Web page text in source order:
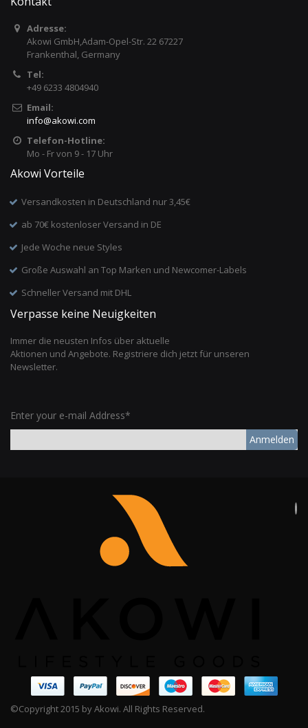
Adresse:
Akowi GmbH,Adam-Opel-Str. 22 67227
Frankenthal, Germany
Tel:
+49 6233 4804940
Email:
info@akowi.com
Telefon-Hotline:
Mo - Fr von 9 - 17 Uhr
Akowi Vorteile
Versandkosten in Deutschland nur 3,45€
ab 70€ kostenloser Versand in DE
Jede Woche neue Styles
Große Auswahl an Top Marken und Newcomer-Labels
Schneller Versand mit DHL
Verpasse keine Neuigkeiten
Immer die neusten Infos über aktuelle
Aktionen und Angebote. Registriere dich jetzt für unseren
Newsletter.
Enter your e-mail Address*
Anmelden
©Copyright 2015 by Akowi. All Rights Reserved.